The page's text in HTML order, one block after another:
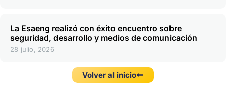
La Esaeng realizó con éxito encuentro sobre
seguridad, desarrollo y medios de comunicación
28 julio, 2026
Volver al inicio